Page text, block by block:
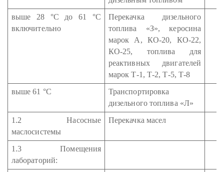
выше 28 °С до 61 °С
включительно
Перекачка дизельного
топлива «З», керосина
марок А, КО-20, КО-22,
КО-25, топлива для
реактивных двигателей
марок Т-1, Т-2, Т-5, Т-8
выше 61 °С
Транспортировка
дизельного топлива «Л»
1.2 Насосные
маслосистемы
Перекачка масел
1.3 Помещения
лабораторий: